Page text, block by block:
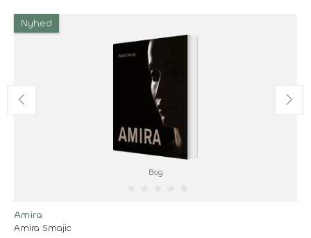
Nyhed
Bog
Amira
Amira Smajic